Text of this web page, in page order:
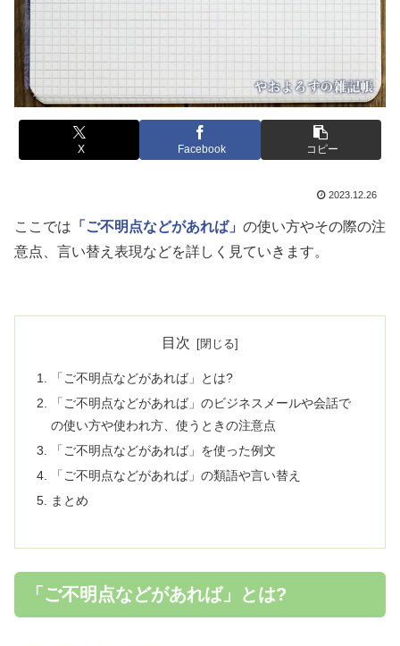
X Facebook コピー
2023.12.26
ここでは 「ご不明点などがあれば」 の使い方やその際の注
意点、言い替え表現などを詳しく見ていきます。
目次
「ご不明点などがあれば」とは?
「ご不明点などがあれば」のビジネスメールや会話で
の使い方や使われ方、使うときの注意点
「ご不明点などがあれば」を使った例文
「ご不明点などがあれば」の類語や言い替え
まとめ
「ご不明点などがあれば」とは?